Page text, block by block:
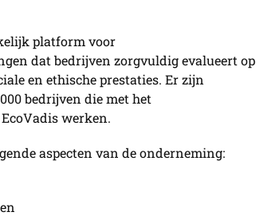
platform voor
dat bedrijven zorgvuldig evalueert op
en ethische prestaties. Er zijn
bedrijven die met het
werken.
aspecten van de onderneming: